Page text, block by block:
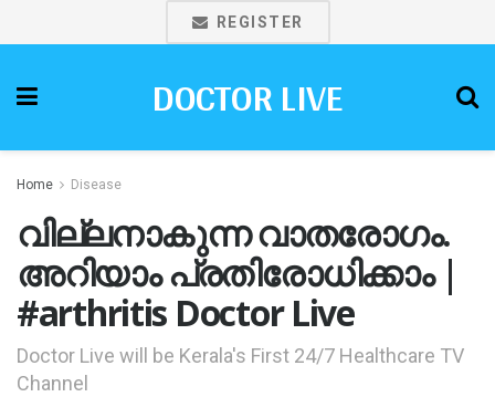
REGISTER
DOCTOR LIVE
Home Disease
വില്ലനാകുന്ന വാതരോഗം.
അറിയാം പ്രതിരോധിക്കാം |
#arthritis Doctor Live
Doctor Live will be Kerala's First 24/7 Healthcare TV
Channel